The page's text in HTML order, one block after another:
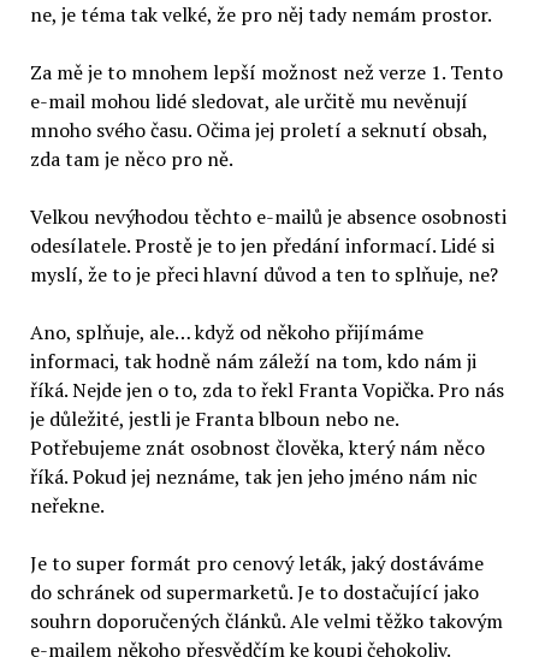
ne, je téma tak velké, že pro něj tady nemám prostor.
Za mě je to mnohem lepší možnost než verze 1. Tento
e-mail mohou lidé sledovat, ale určitě mu nevěnují
mnoho svého času. Očima jej proletí a seknutí obsah,
zda tam je něco pro ně.
Velkou nevýhodou těchto e-mailů je absence osobnosti
odesílatele. Prostě je to jen předání informací. Lidé si
myslí, že to je přeci hlavní důvod a ten to splňuje, ne?
Ano, splňuje, ale… když od někoho přijímáme
informaci, tak hodně nám záleží na tom, kdo nám ji
říká. Nejde jen o to, zda to řekl Franta Vopička. Pro nás
je důležité, jestli je Franta blboun nebo ne.
Potřebujeme znát osobnost člověka, který nám něco
říká. Pokud jej neznáme, tak jen jeho jméno nám nic
neřekne.
Je to super formát pro cenový leták, jaký dostáváme
do schránek od supermarketů. Je to dostačující jako
souhrn doporučených článků. Ale velmi těžko takovým
e-mailem někoho přesvědčím ke koupi čehokoliv.